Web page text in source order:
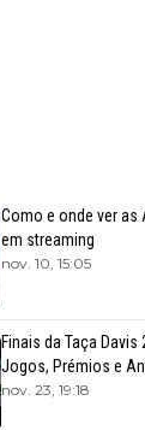
Como e onde ver as
em streaming
nov. 10, 15:05
Finais da Taça
Jogos, Prémios e
nov. 23, 19:18